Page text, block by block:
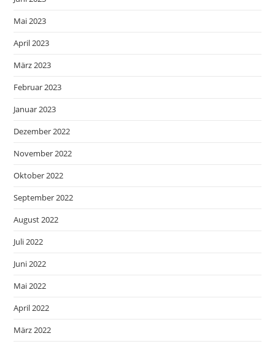
Mai 2023
April 2023
März 2023
Februar 2023
Januar 2023
Dezember 2022
November 2022
Oktober 2022
September 2022
August 2022
Juli 2022
Juni 2022
Mai 2022
April 2022
März 2022